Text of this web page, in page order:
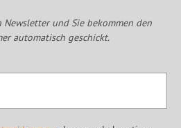
und Sie bekommen den
automatisch geschickt.